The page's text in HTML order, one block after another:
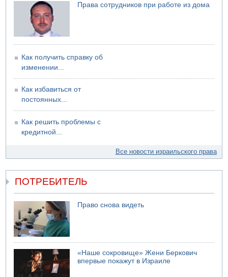
Права сотрудников при работе из дома
Как получить справку об
изменении...
Как избавиться от
постоянных...
Как решить проблемы с
кредитной...
Все новости израильского права
ПОТРЕБИТЕЛЬ
Право снова видеть
«Наше сокровище» Жени Беркович
впервые покажут в Израиле